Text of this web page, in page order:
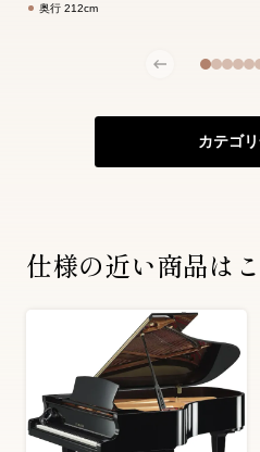
奥行 212cm
カテゴ
仕様の近い商品は